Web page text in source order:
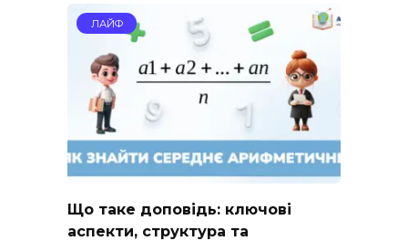
ЛАЙФ
Що таке доповідь: ключові
аспекти, структура та